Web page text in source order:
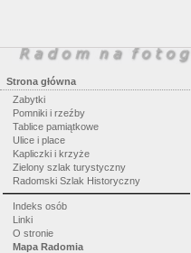
Strona główna
Zabytki
Pomniki i rzeźby
Tablice pamiątkowe
Ulice i place
Kapliczki i krzyże
Zielony szlak turystyczny
Radomski Szlak Historyczny
Indeks osób
Linki
O stronie
Mapa Radomia